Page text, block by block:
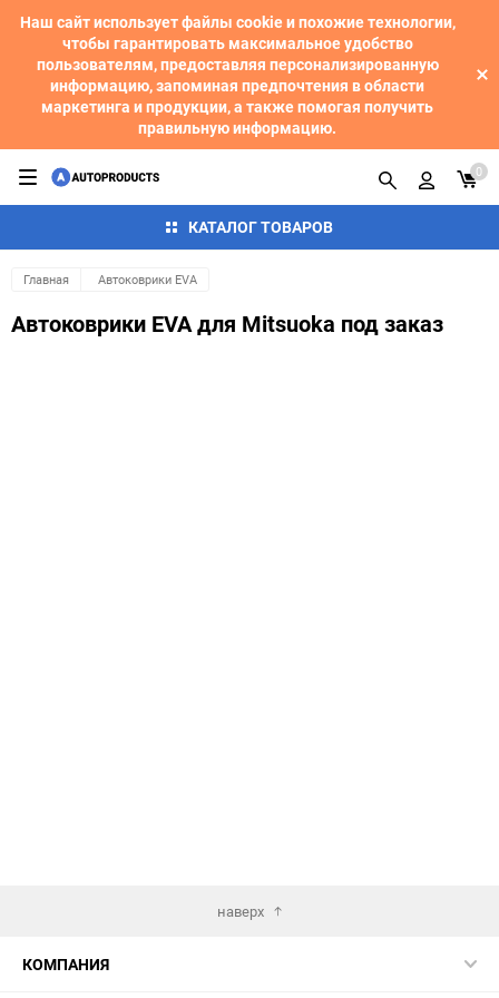
Наш сайт использует файлы cookie и похожие технологии,
чтобы гарантировать максимальное удобство
пользователям, предоставляя персонализированную
информацию, запоминая предпочтения в области
маркетинга и продукции, а также помогая получить
правильную информацию.
КАТАЛОГ ТОВАРОВ
0
Главная Автоковрики EVA
Автоковрики EVA для Mitsuoka под заказ
наверх
КОМПАНИЯ